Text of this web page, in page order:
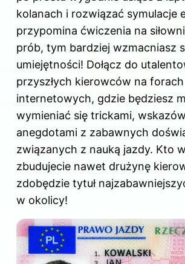
kolanach i rozwiązać symulacje
przypomina ćwiczenia na
prób, tym bardziej wzmacniasz
umiejętności! Dołącz do
przyszłych kierowców na forach
internetowych, gdzie będziesz
wymieniać się trickami,
anegdotami z zabawnych
związanych z nauką jazdy. Kto
zbudujecie nawet drużynę
zdobędzie tytuł
w okolicy!